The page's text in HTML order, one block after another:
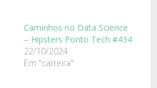
Caminhos no Data Science
– Hipsters Ponto Tech #434
22/10/2024
Em "carreira"